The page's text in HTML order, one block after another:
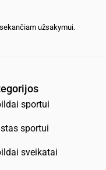
užsakymui.
sportui
sportui
sveikatai